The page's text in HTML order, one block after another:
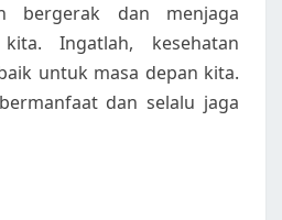
bergerak dan menjaga
Ingatlah, kesehatan
untuk masa depan kita.
dan selalu jaga